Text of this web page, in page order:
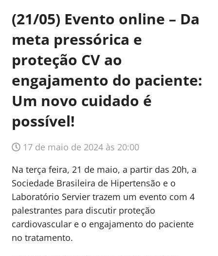
(21/05) Evento online – Da
meta pressórica e
proteção CV ao
engajamento do paciente:
Um novo cuidado é
possível!
17 de maio de 2024 às 20:00
Na terça feira, 21 de maio, a partir das 20h, a
Sociedade Brasileira de Hipertensão e o
Laboratório Servier trazem um evento com 4
palestrantes para discutir proteção
cardiovascular e o engajamento do paciente
no tratamento.